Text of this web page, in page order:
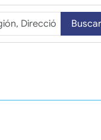
Buscar